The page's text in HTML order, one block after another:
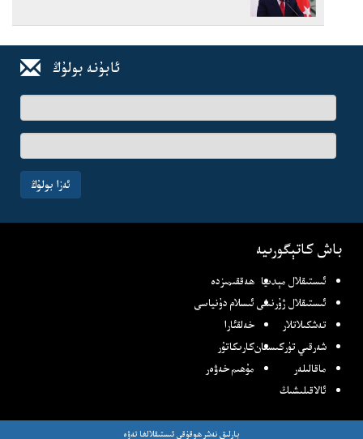
ئابۇنە بولۇڭ
ئىسىم-
فامىلىڭىز
ئېلخەت
ئادرىسىڭىز
ئەزا بولۇڭ
باش كاتېگورىيە
ئىستىقلال مېدىيا ھەققىمىزدە
ئىستىقلال ژۇرنىلى ئىسلام دۇنياسى
تەشكىلاتلار
خەلقئارا
شەرقىي تۈركىستانكارىكاتۇر
ماقالىلەر
مۇھىم خەۋەر
ئالاقىلىشىڭ
بارلىق نەشر ھوقۇقى ئىستىقلالغا تەۋە